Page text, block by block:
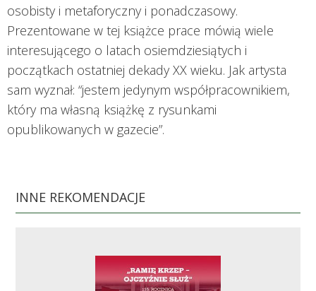
osobisty i metaforyczny i ponadczasowy.
Prezentowane w tej książce prace mówią wiele
interesującego o latach osiemdziesiątych i
początkach ostatniej dekady XX wieku. Jak artysta
sam wyznał: “jestem jedynym współpracownikiem,
który ma własną książkę z rysunkami
opublikowanych w gazecie”.
INNE REKOMENDACJE